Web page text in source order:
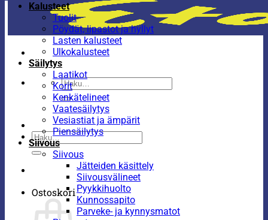
Etsi:
Etsi:
Ostoskori
Kalusteet
Tuolit
Pöydät, lipastot ja hyllyt
Lasten kalusteet
Ulkokalusteet
Säilytys
Laatikot
Korit
Kenkätelineet
Vaatesäilytys
Vesiastiat ja ämpärit
Piensäilytys
Siivous
Siivous
Jätteiden käsittely
Siivousvälineet
Pyykkihuolto
Kunnossapito
Parveke- ja kynnysmatot